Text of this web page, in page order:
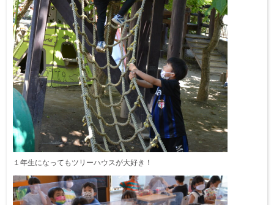
１年生になってもツリーハウスが大好き！